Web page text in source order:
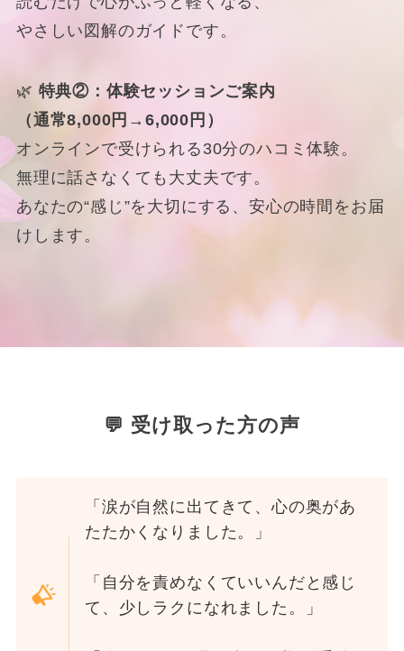
やさしい図解のガイドです。
🌿 特典②：体験セッションご案内
（通常8,000円→6,000円）
オンラインで受けられる30分のハコミ体験。
無理に話さなくても大丈夫です。
あなたの“感じ”を大切にする、安心の時間をお届
けします。
💬 受け取った方の声
「涙が自然に出てきて、心の奥があ
たたかくなりました。」
「自分を責めなくていいんだと感じ
て、少しラクになれました。」